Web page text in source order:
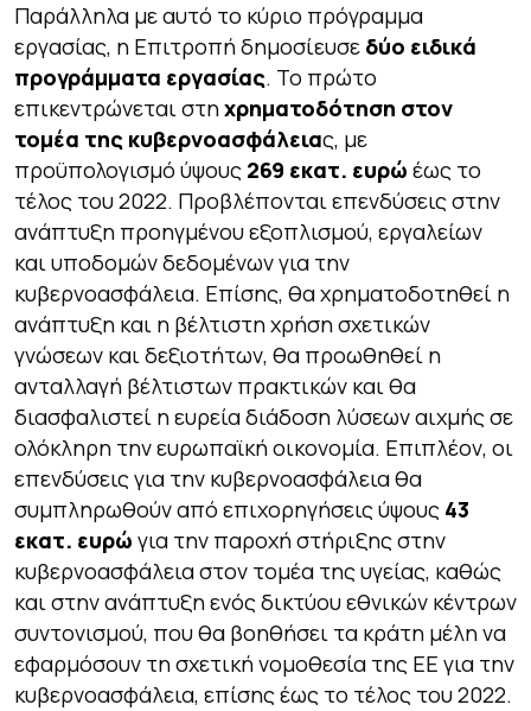
Παράλληλα με αυτό το κύριο πρόγραμμα
εργασίας, η Επιτροπή δημοσίευσε δύο ειδικά
προγράμματα εργασίας. Το πρώτο
επικεντρώνεται στηχρηματοδότηση στον
τομέα της κυβερνοασφάλειας, με
προϋπολογισμό ύψους 269 εκατ. ευρώ έως το
τέλος του 2022. Προβλέπονται επενδύσεις στην
ανάπτυξη προηγμένου εξοπλισμού, εργαλείων
και υποδομών δεδομένων για την
κυβερνοασφάλεια. Επίσης, θα χρηματοδοτηθεί η
ανάπτυξη και η βέλτιστη χρήση σχετικών
γνώσεων και δεξιοτήτων, θα προωθηθεί η
ανταλλαγή βέλτιστων πρακτικών και θα
διασφαλιστεί η ευρεία διάδοση λύσεων αιχμής σε
ολόκληρη την ευρωπαϊκή οικονομία. Επιπλέον, οι
επενδύσεις για την κυβερνοασφάλεια θα
συμπληρωθούν από επιχορηγήσεις ύψους 43
εκατ. ευρώ για την παροχή στήριξης στην
κυβερνοασφάλεια στον τομέα της υγείας, καθώς
και στην ανάπτυξη ενός δικτύου εθνικών κέντρων
συντονισμού, που θα βοηθήσει τα κράτη μέλη να
εφαρμόσουν τη σχετική νομοθεσία της ΕΕ για την
κυβερνοασφάλεια, επίσης έως το τέλος του 2022.